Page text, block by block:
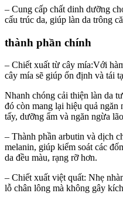
– Cung cấp chất dinh dưỡng
cấu trúc da, giúp làn da trông
thành phần chính
– Chiết xuất từ cây mía:Với
cây mía sẽ giúp ổn định và tái
Nhanh chóng cải thiện làn da
đó còn mang lại hiệu quả ngăn
tấy, dưỡng ẩm và ngăn ngừa
– Thành phần arbutin và dịch
melanin, giúp kiểm soát các
da đều màu, rạng rỡ hơn.
– Chiết xuất việt quất: Nhẹ
lỗ chân lông mà không gây